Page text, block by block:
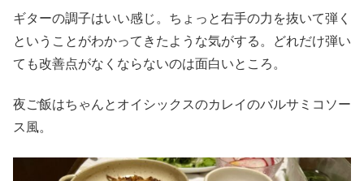
ギターの調子はいい感じ。ちょっと右手の力を抜いて弾く
ということがわかってきたような気がする。どれだけ弾い
ても改善点がなくならないのは面白いところ。
夜ご飯はちゃんとオイシックスのカレイのバルサミコソー
ス風。